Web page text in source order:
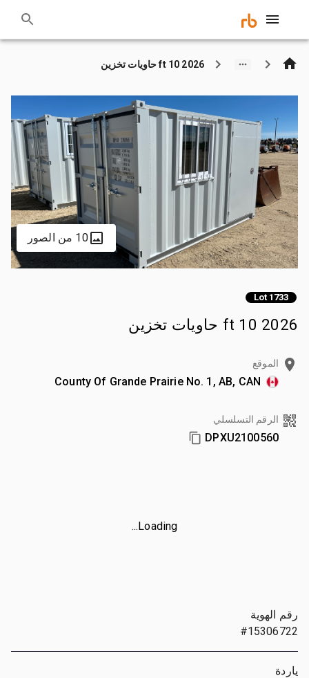
2026 10 ft حاويات تخزين
10 من الصور
Lot 1733
2026 10 ft حاويات تخزين
الموقع
County Of Grande Prairie No. 1, AB, CAN
الرقم التسلسلي
DPXU2100560
Loading...
رقم الهوية
#15306722
ياردة